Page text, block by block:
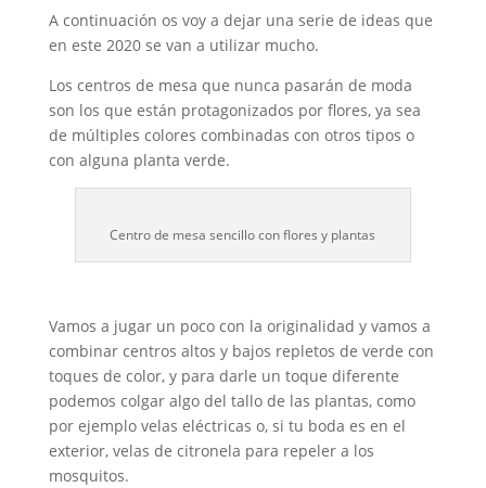
A continuación os voy a dejar una serie de ideas que
en este 2020 se van a utilizar mucho.
Los centros de mesa que nunca pasarán de moda
son los que están protagonizados por flores, ya sea
de múltiples colores combinadas con otros tipos o
con alguna planta verde.
Centro de mesa sencillo con flores y plantas
Vamos a jugar un poco con la originalidad y vamos a
combinar centros altos y bajos repletos de verde con
toques de color, y para darle un toque diferente
podemos colgar algo del tallo de las plantas, como
por ejemplo velas eléctricas o, si tu boda es en el
exterior, velas de citronela para repeler a los
mosquitos.